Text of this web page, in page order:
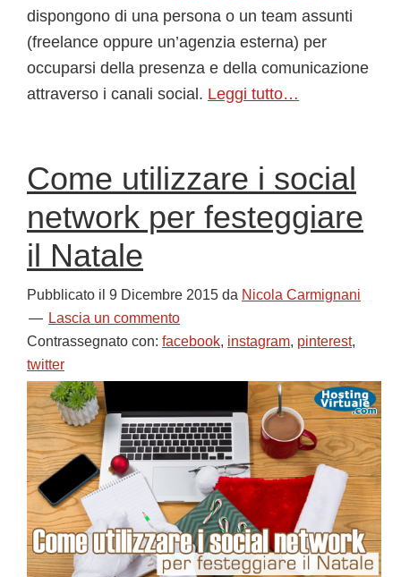
dispongono di una persona o un team assunti
(freelance oppure un’agenzia esterna) per
occuparsi della presenza e della comunicazione
attraverso i canali social. Leggi tutto…
Come utilizzare i social
network per festeggiare
il Natale
Pubblicato il 9 Dicembre 2015 da Nicola Carmignani
Lascia un commento
Contrassegnato con: facebook, instagram, pinterest,
twitter